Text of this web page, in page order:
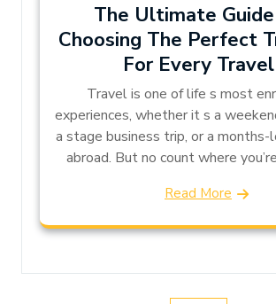
The Ultimate
Choosing The Perfect
For Every Travel
Travel is one of life s most
experiences, whether it s a
a stage business trip, or a months-
abroad. But no count where
Read More